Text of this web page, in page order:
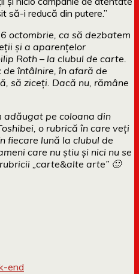
să-i reducă din putere.”
octombrie, ca să dezbatem
și a aparențelor
Roth – la clubul de carte.
întâlnire, în afară de
să ziceți. Dacă nu, rămâne
adăugat pe coloana din
o rubrică în care veți
fiecare lună la clubul de
care nu știu și nici nu se
„carte&alte arte” 🙂
end